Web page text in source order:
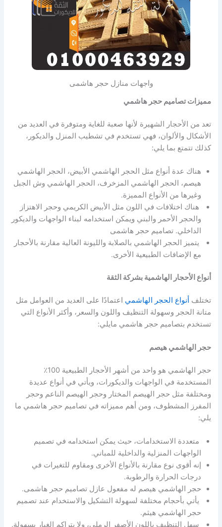
واجهات منازل حجر هاشمى
مميزات تصاميم حجر هاشمي
تعد من الأحجار الشهيرة لأنها صعبة للغاية ومتوفرة في العديد من
الأشكال والألوان، فهي تستخدم في تشطيب المنزل والديكور،
كذلك تتمتع بما يلي:
هناك عدة أنواع مثل الحجر الهاشمي الأبيض، الحجر الهاشمي
هيصم، الحجر الهاشمي المزخرف، الحجر الهاشمي وش الجبل
وغيرها من الأنواع المميزة.
هناك اختلافات في اللون مثل الأبيض الكريمي وحجر الاهتزاز
والحجر الأحمر والبني ويمكن استخدامه لبناء الواجهات والديكور
الداخلي. تصاميم حجر هاشمى
يتميز الحجر الهاشمي بالصلابة والليونة العالية مقارنة بالأحجار
مع الإضافات الطبيعية الأخرى.
أنواع الأحجار الهاشمية بشركة الثقة
تختلف أنواع الحجر الهاشمي اعتمادًا على العديد من العوامل مثل
متانة الحجر وسهولة التنظيف واللون والسعر، وأكثر الأنواع التي
تستخدم بتصاميم حجر هاشمي مايلي:
حجر الهاشمي هيصم
حجر الهاشمي هو واحد من أشهر الأحجار الطبيعية 100٪
المستخدمة في الواجهات والديكورات، ويأتي في أنواع عديدة
ومختلفة مثل حجر الهيصم المختار وحجر الهيصم الناعم وحجر
المفرز المشطوف، ومن أهم مميزاته في تصاميم حجر هاشمي ما
يلي:
متعددة الاستخدامات، حيث يمكن استخدامه في تصميم
الواجهات المنزلية والداخلية للمباني.
إنه أقوى نوع مقارنة بالأنواع الأخرى ومقاوم للتغيرات في
درجات الحرارة والرطوبة.
حجر الهاشمي هيصم له مفعول عازل تصاميم حجر هاشمى.
يأتي بأحجام مختلفة لسهولة التشكيل والاستخدام عند تصميم
حجر الهاشمي هيثم.
سهل التنظيف باللون الأصفر الرملي، ولا يتراكم الغبار بسهولة.